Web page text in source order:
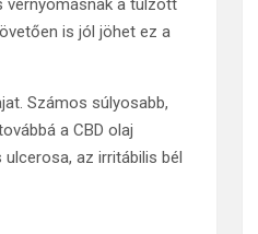
vérnyomásnak a túlzott
is jól jöhet ez a
Számos súlyosabb,
a CBD olaj
az irritábilis bél